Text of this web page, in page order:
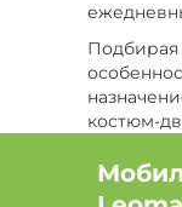
Цвет
Тип
Цвет
Подбирая
костюм-
кроя в